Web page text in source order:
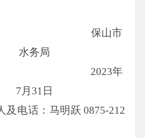
保山市
水务局
2023年
7月 31 日
及电话：马明跃 0875-212